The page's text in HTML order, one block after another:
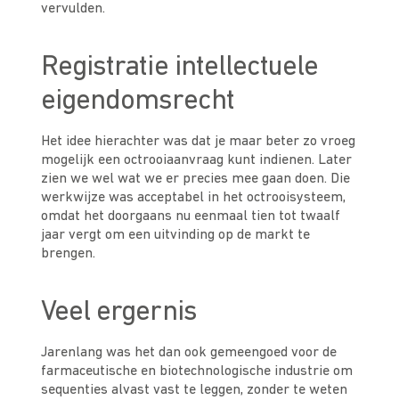
vervulden.
Registratie intellectuele
eigendomsrecht
Het idee hierachter was dat je maar beter zo vroeg
mogelijk een octrooiaanvraag kunt indienen. Later
zien we wel wat we er precies mee gaan doen. Die
werkwijze was acceptabel in het octrooisysteem,
omdat het doorgaans nu eenmaal tien tot twaalf
jaar vergt om een uitvinding op de markt te
brengen.
Veel ergernis
Jarenlang was het dan ook gemeengoed voor de
farmaceutische en biotechnologische industrie om
sequenties alvast vast te leggen, zonder te weten